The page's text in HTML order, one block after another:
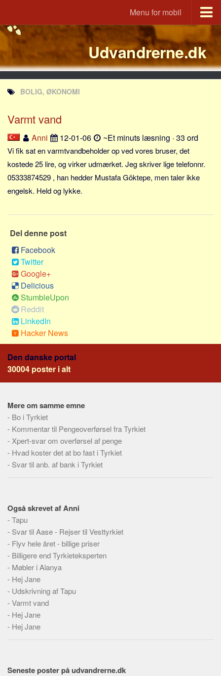
Menu for mobil
Portal
Udvandrerne.dk
Utvandrerne.no
Utvandrarna.se
Tyskland.dk
England.dk
JLKM.dk
Lande
Tyrkiet
Spanien
Thailand
Italien
Grækenland
USA
Alle
Nøgleord
Bolig
Job
Virksomhed
Pension og opsparing
Forbrug
Social sikring og sundhed
Transport
Køb og salg
Økonomi
Jura og regler
Skatter og afgifter
Statistik
Praktisk
Alle
Meta
Skribenter
Udvandrerne.dk
BOLIG, ØKONOMI
Varmt vand
Anni 12-01-06 ~Et minuts læsning · 33 ord
Vi fik sat en varmtvandbeholder op ved vores bruser, det
kostede 25 lire, og virker udmærket. Jeg skriver lige telefonnr.
05333874529 , han hedder Mustafa Göktepe, men taler ikke
engelsk. Held og lykke.
Del denne post
Facebook
Twitter
Google+
Delicious
StumbleUpon
Reddit
LinkedIn
Hacker News
Den danske portal
30004 poster i alt
Mere om samme emne
- Bo i Tyrkiet
- Kommentar til Pengeoverførsel fra Tyrkiet
- Xpert-svar om overførsel af penge
- Hvad koster det at bo fast i Tyrkiet
- Svar til anb. af bank i Tyrkiet
Også skrevet af Anni
-Tapu
- Svar til Aase - Rejser til Vesttyrkiet
- Flyv hele året - billige priser
- Billigere end Tyrkieteksperten
- Møbler i Alanya
- Hej Jane
- Udskrivning af Tapu
-Varmt vand
- Hej Jane
- Hej Jane
Seneste poster på udvandrerne.dk